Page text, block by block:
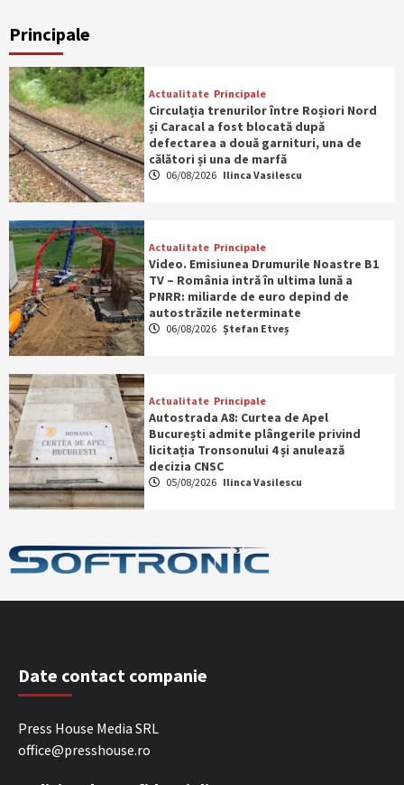
Principale
Actualitate Principale
Circulația trenurilor între Roșiori Nord
și Caracal a fost blocată după
defectarea a două garnituri, una de
călători și una de marfă
06/08/2026 Ilinca Vasilescu
Actualitate Principale
Video. Emisiunea Drumurile Noastre B1
TV – România intră în ultima lună a
PNRR: miliarde de euro depind de
autostrăzile neterminate
06/08/2026 Ștefan Etveș
Actualitate Principale
Autostrada A8: Curtea de Apel
București admite plângerile privind
licitația Tronsonului 4 și anulează
decizia CNSC
05/08/2026 Ilinca Vasilescu
Date contact companie
Press House Media SRL
office@presshouse.ro